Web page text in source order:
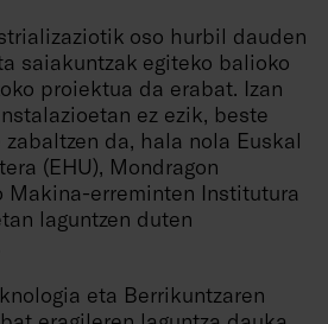
oso hurbil dauden
saiakuntzak egiteko balioko
proiektua da erabat. Izan
ez ezik, beste
da, hala nola Euskal
(EHU), Mondragon
erreminten Institutura
laguntzen duten
eta Berrikuntzaren